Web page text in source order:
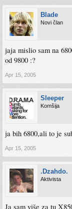
Blade
Novi član
jaja mislio sam na
od 9800 :?
Apr 15, 2005
Sleeper
Komšija
ja bih 6800,ali to je
Apr 15, 2005
.Dzahdo.
Aktivista
Ja sam više za tu